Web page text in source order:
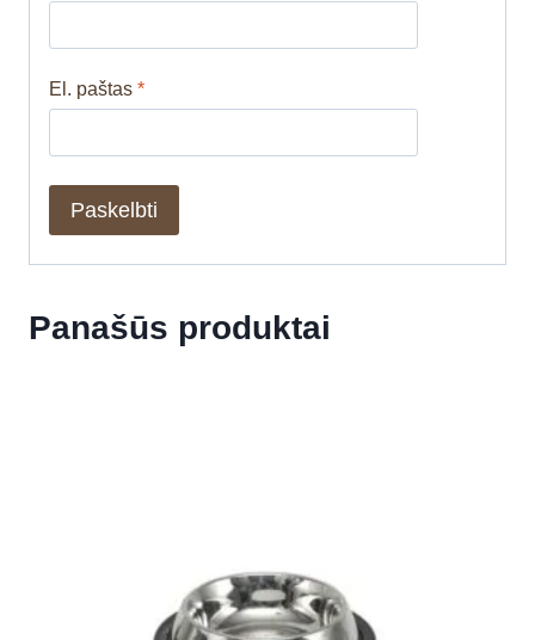
El. paštas *
Panašūs produktai